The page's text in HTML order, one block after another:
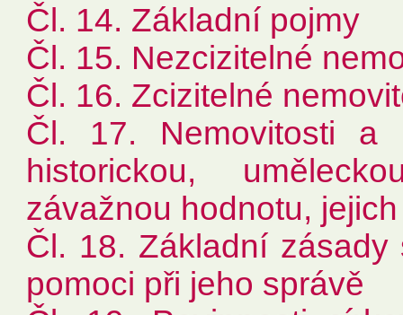
Čl. 14. Základní pojmy
Čl. 15. Nezcizitelné
Čl. 16. Zcizitelné
Čl. 17. Nemovitosti a
historickou,
závažnou hodnotu,
Čl. 18. Základní
pomoci při jeho správě